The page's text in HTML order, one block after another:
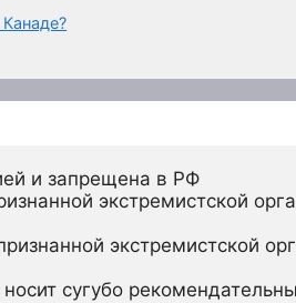
и запрещена в РФ
экстремистской
экстремистской
сугубо